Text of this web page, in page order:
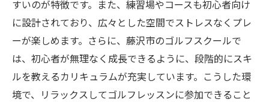
ュラム
初心者から上級者まで対応する藤沢市のレ
ッスン
ゴルフ上達に繋がる藤沢市の充実した練習
設備
すいのが特徴です。また、練習場やコースも初心者向け
に設計されており、広々とした空間でストレスなくプレ
ーが楽しめます。さらに、藤沢市のゴルフスクールで
は、初心者が無理なく成長できるように、段階的にスキ
ルを教えるカリキュラムが充実しています。こうした環
境で、リラックスしてゴルフレッスンに参加できること